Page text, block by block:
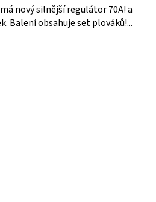
nový silnější regulátor 70A! a
Balení obsahuje set plováků!...